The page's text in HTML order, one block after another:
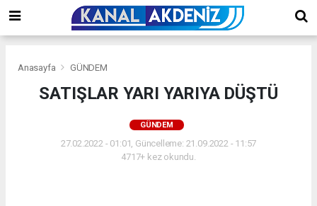
Anasayfa GÜNDEM
SATIŞLAR YARI YARIYA DÜŞTÜ
GÜNDEM
27.02.2022 - 01:01, Güncelleme: 21.09.2022 - 11:57
4717+ kez okundu.